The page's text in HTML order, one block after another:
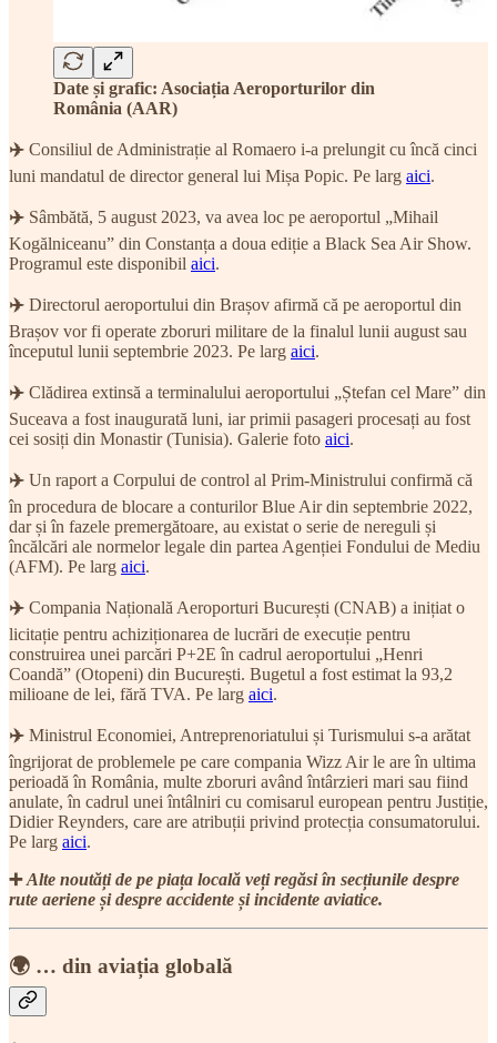
Date și grafic: Asociația Aeroporturilor din
România (AAR)
✈️ Consiliul de Administrație al Romaero i-a prelungit cu încă cinci
luni mandatul de director general lui Mișa Popic. Pe larg aici.
✈️ Sâmbătă, 5 august 2023, va avea loc pe aeroportul „Mihail
Kogălniceanu” din Constanța a doua ediție a Black Sea Air Show.
Programul este disponibil aici.
✈️ Directorul aeroportului din Brașov afirmă că pe aeroportul din
Brașov vor fi operate zboruri militare de la finalul lunii august sau
începutul lunii septembrie 2023. Pe larg aici.
✈️ Clădirea extinsă a terminalului aeroportului „Ștefan cel Mare” din
Suceava a fost inaugurată luni, iar primii pasageri procesați au fost
cei sosiți din Monastir (Tunisia). Galerie foto aici.
✈️ Un raport a Corpului de control al Prim-Ministrului confirmă că
în procedura de blocare a conturilor Blue Air din septembrie 2022,
dar și în fazele premergătoare, au existat o serie de nereguli și
încălcări ale normelor legale din partea Agenției Fondului de Mediu
(AFM). Pe larg aici.
✈️ Compania Națională Aeroporturi București (CNAB) a inițiat o
licitație pentru achiziționarea de lucrări de execuție pentru
construirea unei parcări P+2E în cadrul aeroportului „Henri
Coandă” (Otopeni) din București. Bugetul a fost estimat la 93,2
milioane de lei, fără TVA. Pe larg aici.
✈️ Ministrul Economiei, Antreprenoriatului și Turismului s-a arătat
îngrijorat de problemele pe care compania Wizz Air le are în ultima
perioadă în România, multe zboruri având întârzieri mari sau fiind
anulate, în cadrul unei întâlniri cu comisarul european pentru Justiție,
Didier Reynders, care are atribuții privind protecția consumatorului.
Pe larg aici.
➕Alte noutăți de pe piața locală veți regăsi în secțiunile despre
rute aeriene și despre accidente și incidente aviatice.
🌍 … din aviația globală